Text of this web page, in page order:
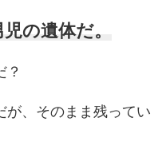
の遺体だ。
？
が、そのまま残ってい